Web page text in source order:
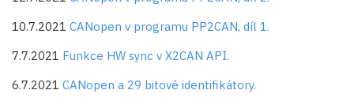
10.7.2021 CANopen v programu PP2CAN, díl 1.
7.7.2021 Funkce HW sync v X2CAN API.
6.7.2021 CANopen a 29 bitové identifikátory.